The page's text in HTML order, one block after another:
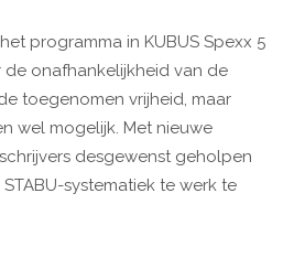
programma in KUBUS Spexx 5
onafhankelijkheid van de
toegenomen vrijheid, maar
wel mogelijk. Met nieuwe
desgewenst geholpen
systematiek te werk te